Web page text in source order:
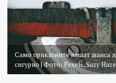
Само приказните имаат шанса
сигурно | Фото: Pexels, Suzy